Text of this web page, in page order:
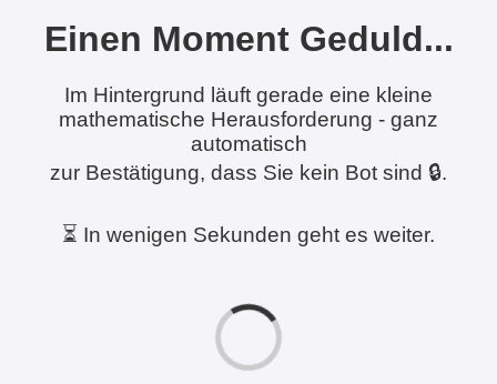
Einen Moment Geduld...
Im Hintergrund läuft gerade eine kleine
mathematische Herausforderung - ganz
automatisch
zur Bestätigung, dass Sie kein Bot sind 🔒.
⏳ In wenigen Sekunden geht es weiter.